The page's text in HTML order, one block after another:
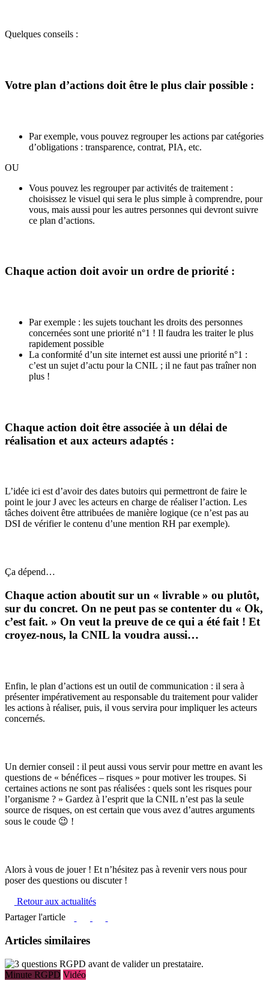
Quelques conseils :
Votre plan d’actions doit être le plus clair possible :
Par exemple, vous pouvez regrouper les actions par catégories
d’obligations : transparence, contrat, PIA, etc.
OU
Vous pouvez les regrouper par activités de traitement :
choisissez le visuel qui sera le plus simple à comprendre, pour
vous, mais aussi pour les autres personnes qui devront suivre
ce plan d’actions.
Chaque action doit avoir un ordre de priorité :
Par exemple : les sujets touchant les droits des personnes
concernées sont une priorité n°1 ! Il faudra les traiter le plus
rapidement possible
La conformité d’un site internet est aussi une priorité n°1 :
c’est un sujet d’actu pour la CNIL ; il ne faut pas traîner non
plus !
Chaque action doit être associée à un délai de
réalisation et aux acteurs adaptés :
L’idée ici est d’avoir des dates butoirs qui permettront de faire le
point le jour J avec les acteurs en charge de réaliser l’action. Les
tâches doivent être attribuées de manière logique (ce n’est pas au
DSI de vérifier le contenu d’une mention RH par exemple).
Ça dépend…
Chaque action aboutit sur un « livrable » ou plutôt,
sur du concret. On ne peut pas se contenter du « Ok,
c’est fait. » On veut la preuve de ce qui a été fait ! Et
croyez-nous, la CNIL la voudra aussi…
Enfin, le plan d’actions est un outil de communication : il sera à
présenter impérativement au responsable du traitement pour valider
les actions à réaliser, puis, il vous servira pour impliquer les acteurs
concernés.
Un dernier conseil : il peut aussi vous servir pour mettre en avant les
questions de « bénéfices – risques » pour motiver les troupes. Si
certaines actions ne sont pas réalisées : quels sont les risques pour
l’organisme ? » Gardez à l’esprit que la CNIL n’est pas la seule
source de risques, on est certain que vous avez d’autres arguments
sous le coude 😉 !
Alors à vous de jouer ! Et n’hésitez pas à revenir vers nous pour
poser des questions ou discuter !
Retour aux actualités
Partager l'article
Articles similaires
Minute RGPD Vidéo